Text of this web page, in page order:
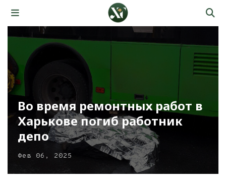
Во время ремонтных работ в
Харькове погиб работник
депо
Фев 06, 2025